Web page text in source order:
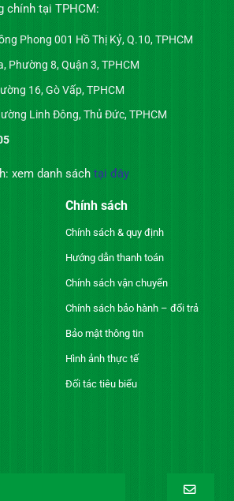
chính tại TPHCM:
Phong 001 Hồ Thị Kỷ, Q.10, TPHCM
Phường 8, Quận 3, TPHCM
16, Gò Vấp, TPHCM
Linh Đông, Thủ Đức, TPHCM
xem danh sách tại đây
Chính sách
Chính sách & quy định
Hướng dẫn thanh toán
Chính sách vận chuyển
Chính sách bảo hành – đổi trả
Bảo mật thông tin
Hình ảnh thực tế
Đối tác tiêu biểu